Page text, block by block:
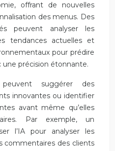
offrant de nouvelles
des menus. Des
peuvent analyser les
tendances actuelles et
pour prédire
une précision étonnante.
suggérer des
innovantes ou identifier
avant même qu’elles
Par exemple, un
l’IA pour analyser les
commentaires des clients